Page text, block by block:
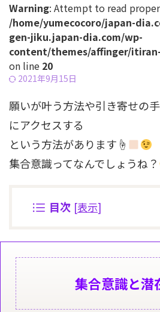
Warning: Attempt to read
/home/yumecocoro/japan-
gen-jiku.japan-dia.com/wp-
content/themes/affinger/
on line 20
2021年9月15日
願いが叶う方法や引き寄せの
にアクセスする
という方法があります☝
集合意識ってなんでしょうね？
目次 [表示]
集合意識と潜